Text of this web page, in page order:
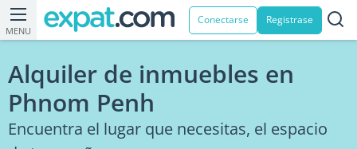
MENU
Conectarse Registrase
Alquiler de inmuebles en
Phnom Penh
Encuentra el lugar que necesitas, el espacio